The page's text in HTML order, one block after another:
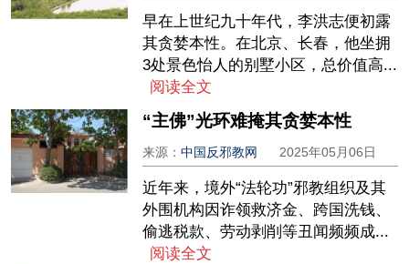
早在上世纪九十年代，李洪志便初露
其贪婪本性。在北京、长春，他坐拥
3处景色怡人的别墅小区，总价值高...
阅读全文
“主佛”光环难掩其贪婪本性
来源：中国反邪教网 2025年05月06日
近年来，境外“法轮功”邪教组织及其
外围机构因诈领救济金、跨国洗钱、
偷逃税款、劳动剥削等丑闻频频成...
阅读全文